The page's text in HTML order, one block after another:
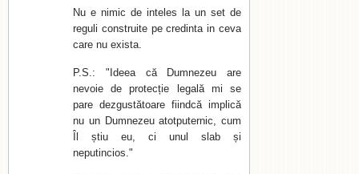
Nu e nimic de inteles la un set de
reguli construite pe credinta in ceva
care nu exista.
P.S.: "Ideea că Dumnezeu are
nevoie de protecție legală mi se
pare dezgustătoare fiindcă implică
nu un Dumnezeu atotputernic, cum
Îl știu eu, ci unul slab și
neputincios."